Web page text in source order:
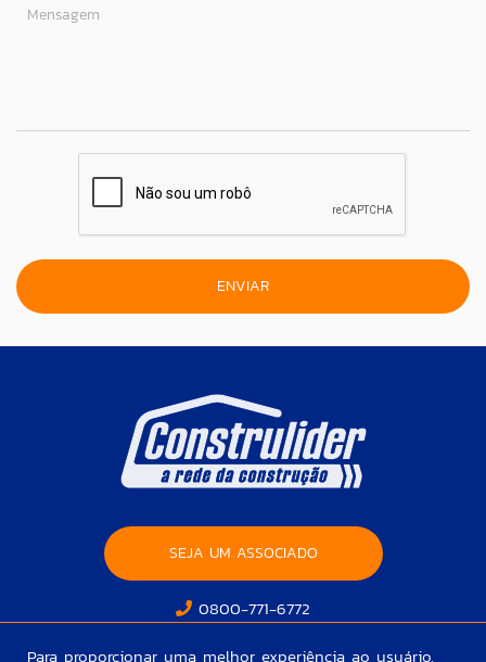
Mensagem
Para proporcionar uma melhor experiência ao usuário,
SEJA UM ASSOCIADO
0800-771-6772